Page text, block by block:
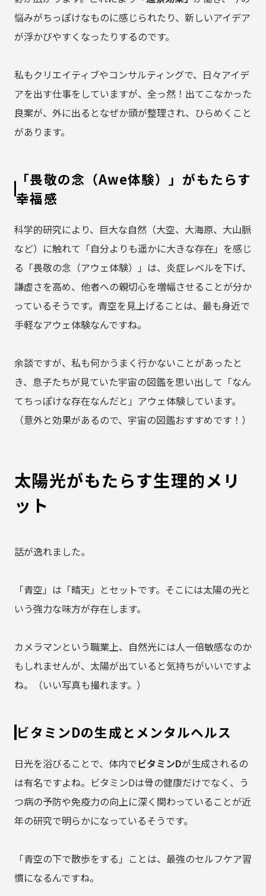
悩みがちっぽけなものに感じられたり、新しいアイデア
が浮かびやすくなったりするのです。
私もクリエイティブやコンサルティングで、日々アイデ
アを出す仕事をしていますが、全っ然！出てこなかった
良案が、外に出るとなぜか頭が整理され、ひらめくこと
があります。
「畏敬の念（Awe体験）」がもたらす
幸福感
科学的研究により、巨大な自然（大空、大海原、大山脈
など）に触れて「自分よりも遥かに大きな存在」を感じ
る「畏敬の念（アウェ体験）」は、炎症レベルを下げ、
謙虚さを高め、他者への親切心を増幅させることが分か
っているそうです。青空を見上げることは、最も身近で
手軽なアウェ体験なんですね。
余談ですが、私も何かうまく行かないことがあったと
き、息子たちが見ていた宇宙の図鑑を思い出して「なん
てちっぽけな存在なんだと」アウェ体験しています。
（意外と効果があるので、宇宙の図鑑おすすめです！）
太陽光がもたらす生理的メリ
ット
話が逸れました。
「青空」は「晴天」とセットです。そこには太陽の光と
いう強力な味方が存在します。
カメラマンという職業上、自然光には人一倍敏感なのか
もしれませんが、太陽が出ていると気持ちがいいですよ
ね。（いい写真も撮れます。）
ビタミンDの生成とメンタルヘルス
日光を浴びることで、体内でビタミンDが生成されるの
は有名ですよね。ビタミンDは骨の健康だけでなく、う
つ病の予防や免疫力の向上に深く関わっていることが近
年の研究で明らかになっているそうです。
「青空の下で散歩をする」ことは、最強のセルフケア習
慣になるんですね。